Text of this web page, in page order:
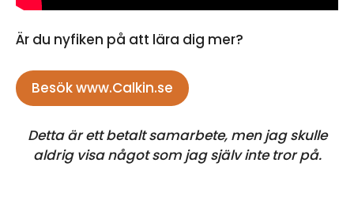
Är du nyfiken på att lära dig mer?
Besök www.Calkin.se
Detta är ett betalt samarbete, men jag skulle
aldrig visa något som jag själv inte tror på.